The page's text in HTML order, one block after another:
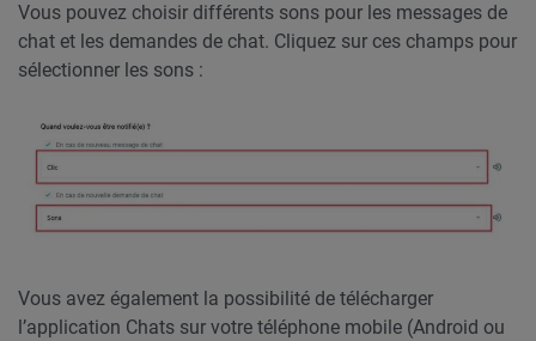
Vous pouvez choisir différents sons pour les messages de
chat et les demandes de chat. Cliquez sur ces champs pour
sélectionner les sons :
Vous avez également la possibilité de télécharger
l’application Chats sur votre téléphone mobile (Android ou